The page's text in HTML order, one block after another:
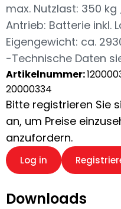
max. Nutzlast: 350 kg
Antrieb: Batterie inkl.
Eigengewicht: ca.
-Technische Daten
Artikelnummer:
20000334
Bitte registrieren Sie
an, um Preise
anzufordern.
Log in
Downloads